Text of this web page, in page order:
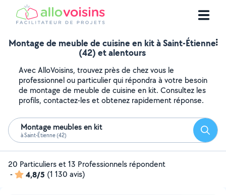
Montage de meuble de cuisine en kit à Saint-Étienne
(42) et alentours
Avec AlloVoisins, trouvez près de chez vous le
professionnel ou particulier qui répondra à votre besoin
de montage de meuble de cuisine en kit. Consultez les
profils, contactez-les et obtenez rapidement réponse.
Montage meubles en kit
à Saint-Étienne (42)
20 Particuliers et 13 Professionnels répondent
-
4,8/5 (1 130 avis)